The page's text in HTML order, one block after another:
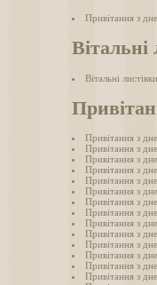
Привітання з
Вітальні
Вітальні
Привітання з
Привітання з
Привітання з
Привітання з
Привітання з
Привітання з
Привітання з
Привітання з
Привітання з
Привітання з
Привітання з
Привітання з
Привітання з
Привітання з